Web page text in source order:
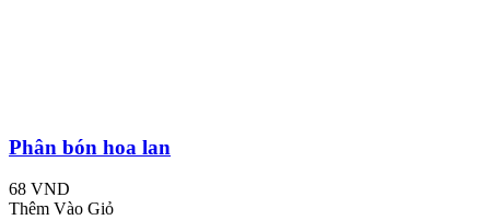
Phân bón hoa lan
68 VND
Thêm Vào Giỏ